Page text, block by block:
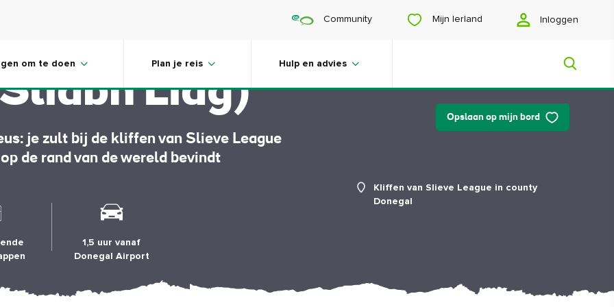
Community Mijn Ierland Inloggen
om te doen Plan je reis Hulp en advies
Op zoek naar inspiratie? Een reis aan
het plannen? Of wil je jezelf gelukkig
#Landschappen
Opslaan op mijn bord
Slieve
Liag)
je zult bij de kliffen van Slieve League
de rand van de wereld bevindt
1,5 uur vanaf
Donegal Airport
Kliffen van Slieve League in county
Donegal